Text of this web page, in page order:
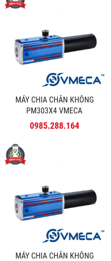
MÁY CHIA CHÂN KHÔNG
PM303X4 VMECA
0985.288.164
MÁY CHIA CHÂN KHÔNG